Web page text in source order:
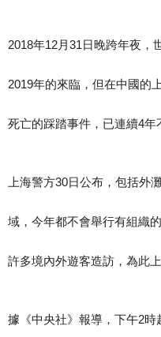
2018年12月31日晚跨年夜，
2019年的來臨，但在中國的
死亡的踩踏事件，已連續4年
上海警方30日公布，包括外
域，今年都不會舉行有組織
許多境內外遊客造訪，為此
據《中央社》報導，下午2